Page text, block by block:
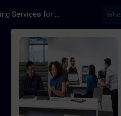
Training Services for Digital Industries
Kurz - SIMATIC